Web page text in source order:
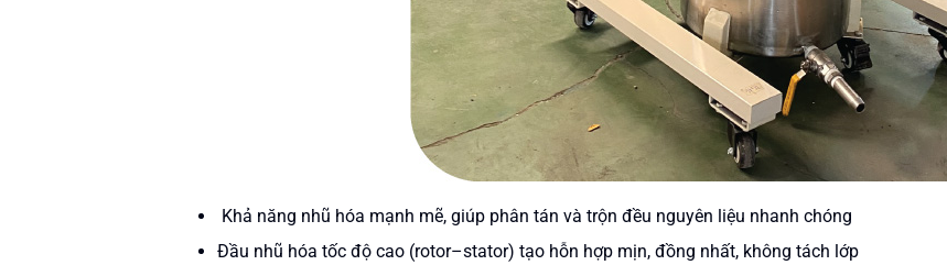
Khả năng nhũ hóa mạnh mẽ, giúp phân tán và trộn đều nguyên liệu nhanh chóng
Đầu nhũ hóa tốc độ cao (rotor–stator) tạo hỗn hợp mịn, đồng nhất, không tách lớp